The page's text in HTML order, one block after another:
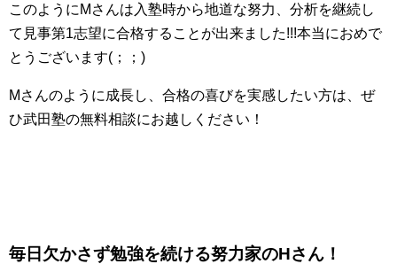
このようにMさんは入塾時から地道な努力、分析を継続し
て見事第1志望に合格することが出来ました!!!本当におめで
とうございます(；；)
Mさんのように成長し、合格の喜びを実感したい方は、ぜ
ひ武田塾の無料相談にお越しください！
毎日欠かさず勉強を続ける努力家のHさん！